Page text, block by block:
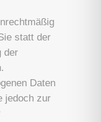
statt der
der
Daten
jedoch zur